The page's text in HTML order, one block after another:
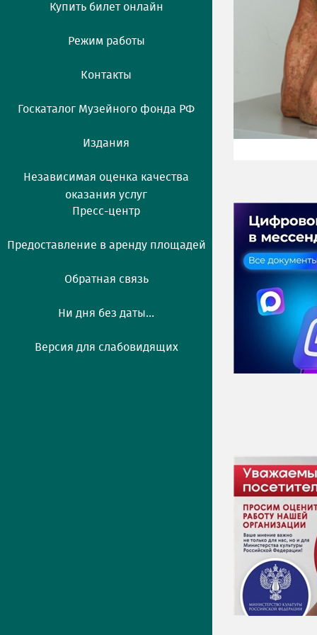
Купить билет онлайн
Режим работы
Контакты
Госкаталог Музейного фонда РФ
Издания
Независимая оценка качества
оказания услуг
Пресс-центр
Предоставление в аренду площадей
Обратная связь
Ни дня без даты...
Версия для слабовидящих